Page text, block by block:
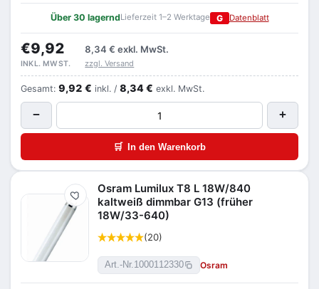
Über 30 lagerndLieferzeit 1–2 Werktage G Datenblatt
€9,92 8,34 € exkl. MwSt.
INKL. MWST. zzgl. Versand
Gesamt: 9,92 € inkl. / 8,34 € exkl. MwSt.
− +
🛒 In den Warenkorb
Merken
Osram Lumilux T8 L 18W/840
kaltweiß dimmbar G13 (früher
18W/33-640)
(20)
Art.-Nr.1000112330 Osram